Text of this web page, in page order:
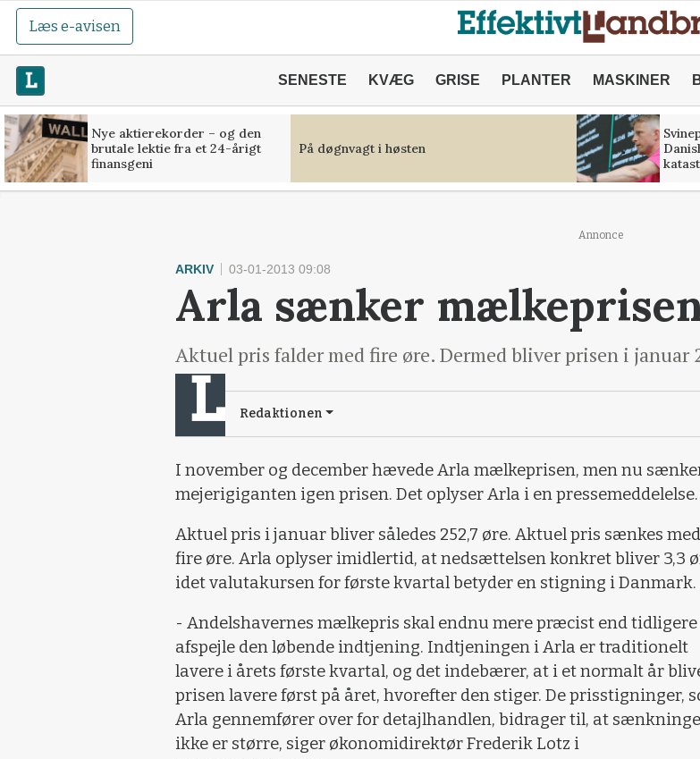
Læs e-avisen
SENESTE KVÆG GRISE PLANTER MASKINER
Nye aktierekorder – og den
brutale lektie fra et 24-årigt
finansgeni
På døgnvagt i høsten
Annonce
ARKIV 03-01-2013 09:08
Arla sænker
Aktuel pris falder med fire øre. Dermed bliver prisen i januar
Redaktionen
I november og december hævede Arla mælkeprisen, men nu
mejerigiganten igen prisen. Det oplyser Arla i en pressemeddelelse.
Aktuel pris i januar bliver således 252,7 øre. Aktuel pris sænkes med
fire øre. Arla oplyser imidlertid, at nedsættelsen konkret bliver 3,3
idet valutakursen for første kvartal betyder en stigning i Danmark.
- Andelshavernes mælkepris skal endnu mere præcist end tidligere
afspejle den løbende indtjening. Indtjeningen i Arla er traditionelt
lavere i årets første kvartal, og det indebærer, at i et normalt år
prisen lavere først på året, hvorefter den stiger. De prisstigninger,
Arla gennemfører over for detajlhandlen, bidrager til, at
ikke er større, siger økonomidirektør Frederik Lotz i